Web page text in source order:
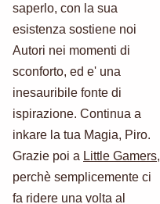
saperlo, con la sua
esistenza sostiene noi
Autori nei momenti di
sconforto, ed e' una
inesauribile fonte di
ispirazione. Continua a
inkare la tua Magia, Piro.
Grazie poi a Little Gamers,
perchè semplicemente ci
fa ridere una volta al